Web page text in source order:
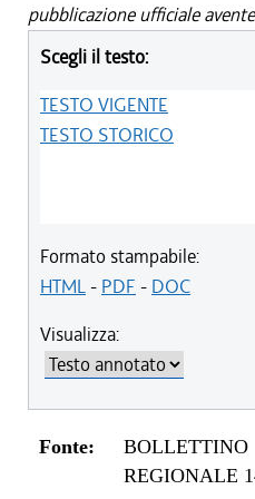
pubblicazione ufficiale
Scegli il testo:
TESTO VIGENTE
TESTO STORICO
Formato stampabile:
HTML- PDF - DOC
Visualizza:
Fonte:
REGIONALE